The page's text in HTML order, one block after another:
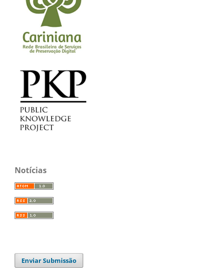
Notícias
Enviar Submissão